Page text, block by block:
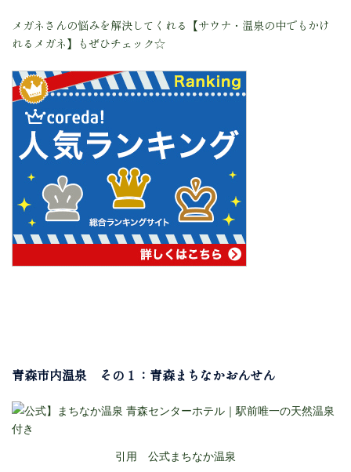
メガネさんの悩みを解決してくれる【サウナ・温泉の中でもかけ
れるメガネ】もぜひチェック☆
青森市内温泉 その１：青森まちなかおんせん
引用 公式まちなか温泉